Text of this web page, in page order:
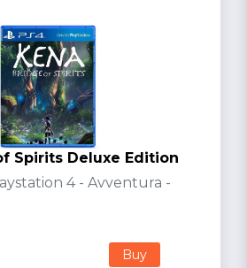
Spirits Deluxe Edition
4 - Avventura -
Buy